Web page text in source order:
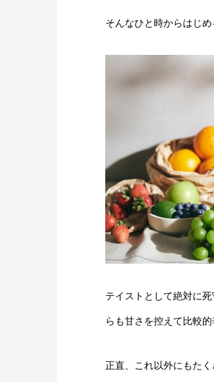
そんなひと時からはじめ
テイストとして絶対に
らも甘さを控えて比較的
正直、これ以外にもた